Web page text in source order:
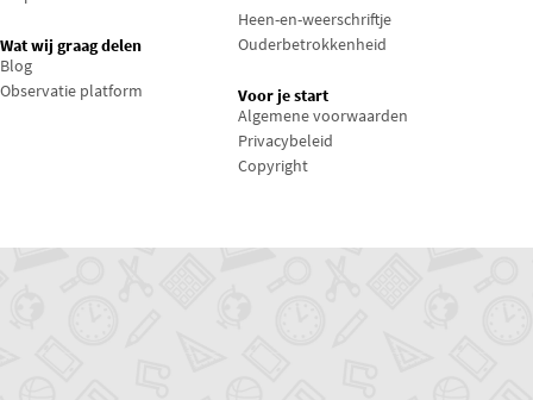
Wat wij graag delen
Blog
Observatie platform
Heen-en-weerschriftje
Ouderbetrokkenheid
Voor je start
Algemene voorwaarden
Privacybeleid
Copyright